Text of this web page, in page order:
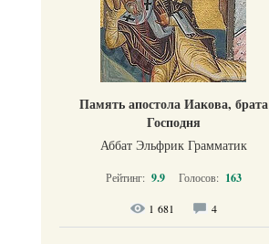
Память апостола Иакова, брата
Господня
Аббат Эльфрик Грамматик
Рейтинг: 9.9 Голосов: 163
1 681 4